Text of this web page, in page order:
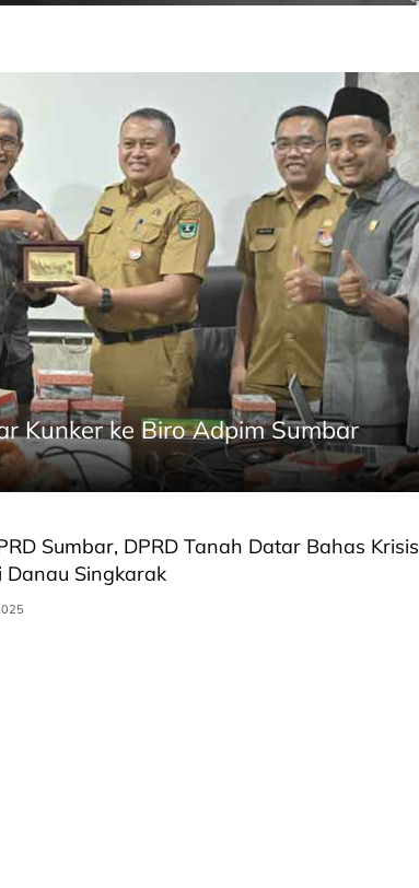
Kunker ke Biro Adpim Sumbar
Sumbar, DPRD Tanah Datar Bahas Krisis
Danau Singkarak